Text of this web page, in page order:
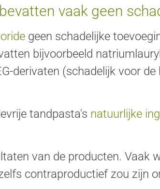
vaak geen
geen schadelijke
bijvoorbeeld
derivaten (schadelijk voor
tandpasta's natuurlijke
van de producten. Vaak
contraproductief zou zijn